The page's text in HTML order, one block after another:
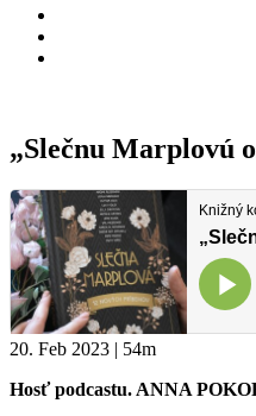
„Slečnu Marplovú
20. Feb 2023 | 54m
Hosť podcastu. ANNA